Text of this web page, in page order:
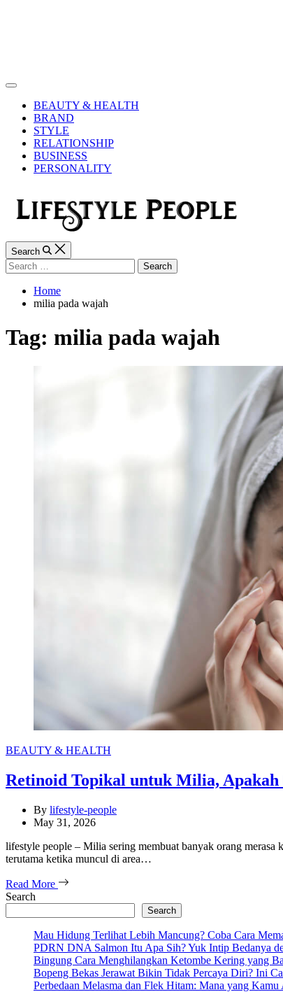
Off
CanvasBEAUTY & HEALTH
BRAND
STYLE
RELATIONSHIP
BUSINESS
PERSONALITY
Search
Search
for:
Home
milia pada wajah
Tag: milia pada wajah
Categories
BEAUTY & HEALTH
Retinoid Topikal untuk Milia, Apakah
By lifestyle-people
May 31, 2026
lifestyle people – Milia sering membuat banyak orang
terutama ketika muncul di area…
Read More
Search
Search
Mau Hidung Terlihat Lebih Mancung? Coba Cara
PDRN DNA Salmon Itu Apa Sih? Yuk Intip Bedanya
Bingung Cara Menghilangkan Ketombe Kering yang
Bopeng Bekas Jerawat Bikin Tidak Percaya Diri? Ini
Perbedaan Melasma dan Flek Hitam: Mana yang